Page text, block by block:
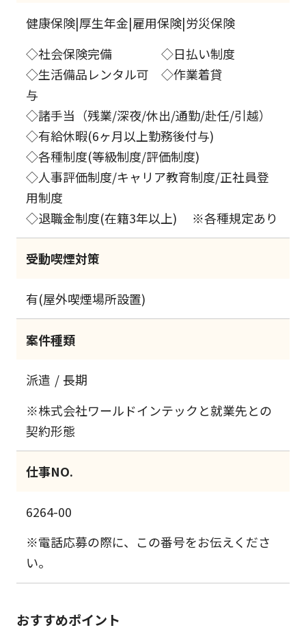
健康保険|厚生年金|雇用保険|労災保険
◇社会保険完備 ◇日払い制度
◇生活備品レンタル可 ◇作業着貸
与
◇諸手当（残業/深夜/休出/通勤/赴任/引越）
◇有給休暇(6ヶ月以上勤務後付与)
◇各種制度(等級制度/評価制度)
◇人事評価制度/キャリア教育制度/正社員登
用制度
◇退職金制度(在籍3年以上) ※各種規定あり
受動喫煙対策
有(屋外喫煙場所設置)
案件種類
派遣
長期
※株式会社ワールドインテックと就業先との
契約形態
仕事NO.
6264-00
※電話応募の際に、この番号をお伝えくださ
い。
おすすめポイント